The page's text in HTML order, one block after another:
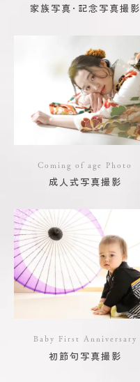
家族写真･記念写真撮影
Coming of age Photo
成人式写真撮影
Baby First Anniversary
初節句写真撮影